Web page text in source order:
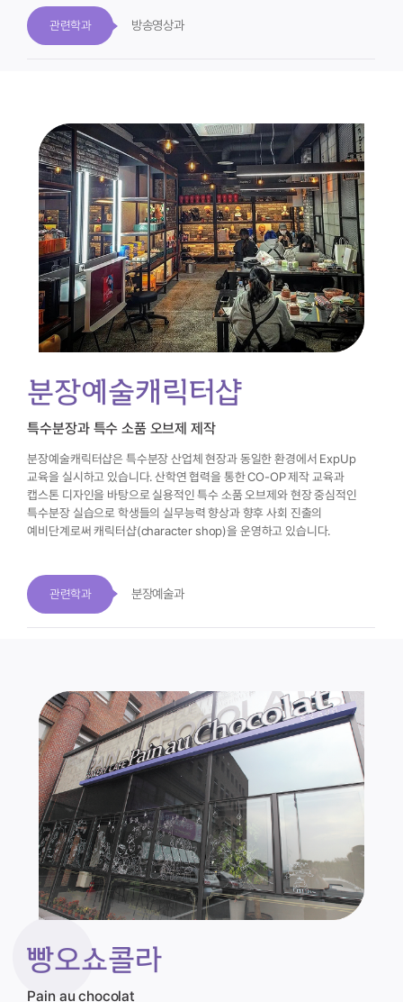
관련학과 방송영상과
분장예술캐릭터샵
특수분장과 특수 소품 오브제 제작
분장예술캐릭터샵은 특수분장 산업체 현장과 동일한 환경에서 ExpUp
교육을 실시하고 있습니다.산학연 협력을 통한 CO-OP 제작 교육과
캡스톤 디자인을 바탕으로실용적인 특수 소품 오브제와 현장 중심적인
특수분장 실습으로 학생들의 실무능력 향상과향후 사회 진출의
예비단계로써 캐릭터샵(character shop)을 운영하고 있습니다.
관련학과 분장예술과
빵오쇼콜라
Pain au chocolat